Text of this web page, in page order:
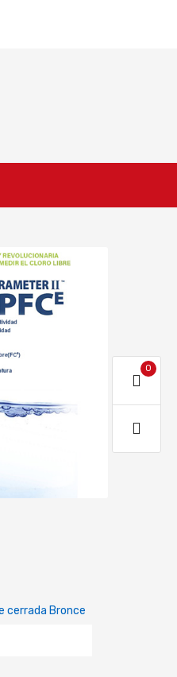
cerrada Bronce
0